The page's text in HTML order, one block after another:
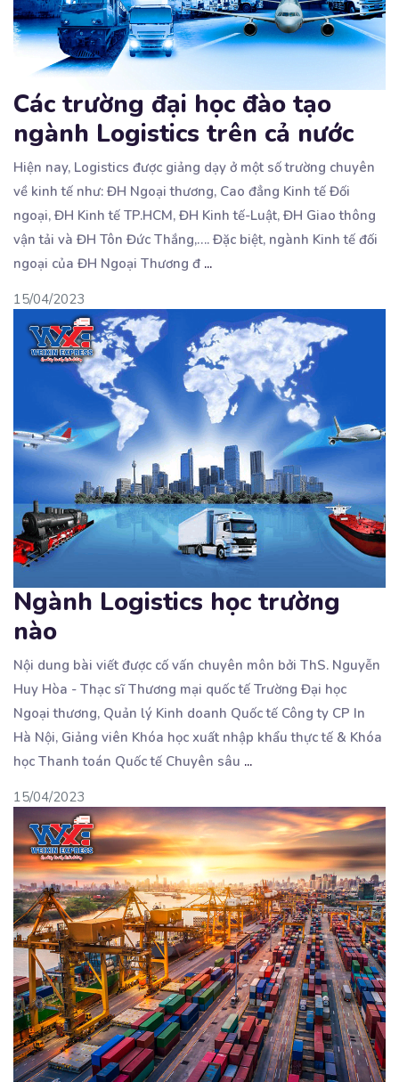
Các trường đại học đào tạo
ngành Logistics trên cả nước
Hiện nay, Logistics được giảng dạy ở một số trường chuyên
về kinh tế như: ĐH Ngoại thương, Cao đẳng Kinh tế Đối
ngoại, ĐH Kinh tế TP.HCM, ĐH Kinh tế-Luật, ĐH Giao thông
vận tải và ĐH Tôn Đức Thắng,…. Đặc biệt, ngành Kinh tế đối
ngoại của ĐH Ngoại Thương đ ...
15/04/2023
Ngành Logistics học trường
nào
Nội dung bài viết được cố vấn chuyên môn bởi ThS. Nguyễn
Huy Hòa - Thạc sĩ Thương mại quốctế Trường Đại học
Ngoại thương, Quản lý Kinh doanh Quốc tế Công ty CP In
Hà Nội, Giảng viên Khóa học xuất nhập khẩu thực tế & Khóa
học Thanh toán Quốc tế Chuyên sâu ...
15/04/2023